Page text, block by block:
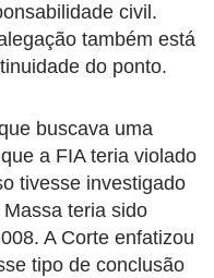
civil.
também está
do ponto.
buscava uma
a FIA teria violado
tivesse investigado
teria sido
A Corte enfatizou
tipo de conclusão